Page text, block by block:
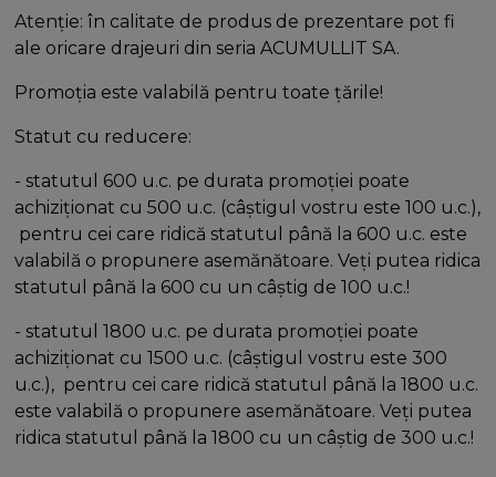
Atenție: în calitate de produs de prezentare pot fi
ale oricare drajeuri din seria ACUMULLIT SA.
Promoția este valabilă pentru toate țările!
Statut cu reducere:
- statutul 600 u.c. pe durata promoției poate
achiziționat cu 500 u.c. (câștigul vostru este 100 u.c.),
pentru cei care ridică statutul până la 600 u.c. este
valabilă o propunere asemănătoare. Veți putea ridica
statutul până la 600 cu un câștig de 100 u.c.!
- statutul 1800 u.c. pe durata promoției poate
achiziționat cu 1500 u.c. (câștigul vostru este 300
u.c.), pentru cei care ridică statutul până la 1800 u.c.
este valabilă o propunere asemănătoare. Veți putea
ridica statutul până la 1800 cu un câștig de 300 u.c.!